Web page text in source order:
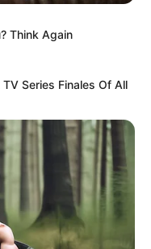
Think Again
Series Finales Of All